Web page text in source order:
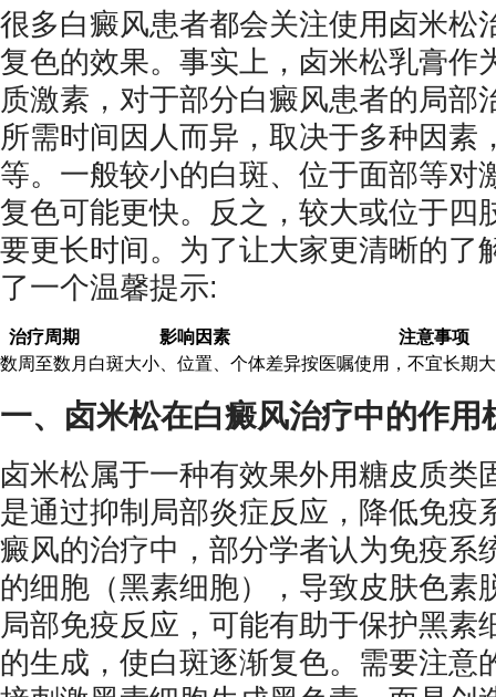
很多白癜风患者都会关注使用卤米松
复色的效果。事实上，卤米松乳膏作
质激素，对于部分白癜风患者的局部
所需时间因人而异，取决于多种因素
等。一般较小的白斑、位于面部等对
复色可能更快。反之，较大或位于四
要更长时间。为了让大家更清晰的了
了一个温馨提示:
治疗周期 影响因素
注意事项
数周至数月 白斑大小、位置、个体差异按医嘱使用，不宜长期
一、卤米松在白癜风治疗中的作用
卤米松属于一种有效果外用糖皮质类
是通过抑制局部炎症反应，降低免疫
癜风的治疗中，部分学者认为免疫系
的细胞（黑素细胞），导致皮肤色素
局部免疫反应，可能有助于保护黑素
的生成，使白斑逐渐复色。需要注意